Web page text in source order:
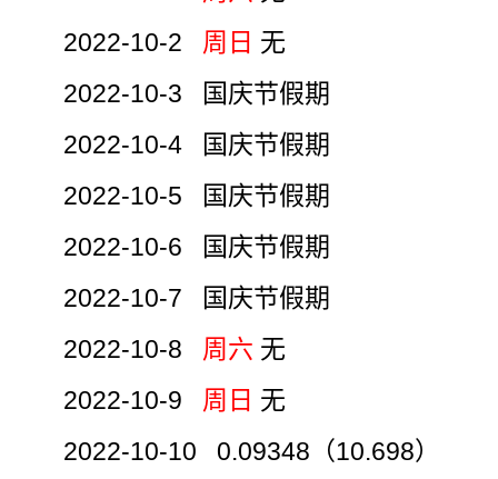
2022-10-2 周日 无
2022-10-3 国庆节假期
2022-10-4 国庆节假期
2022-10-5 国庆节假期
2022-10-6 国庆节假期
2022-10-7 国庆节假期
2022-10-8 周六 无
2022-10-9 周日 无
2022-10-10 0.09348（10.698）